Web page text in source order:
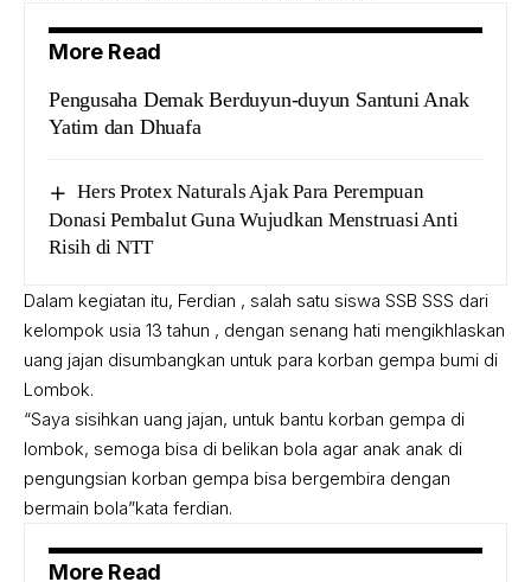
More Read
Pengusaha Demak Berduyun-duyun Santuni Anak
Yatim dan Dhuafa
Hers Protex Naturals Ajak Para Perempuan
Donasi Pembalut Guna Wujudkan Menstruasi Anti
Risih di NTT
Dalam kegiatan itu, Ferdian , salah satu siswa SSB SSS dari
kelompok usia 13 tahun , dengan senang hati mengikhlaskan
uang jajan disumbangkan untuk para korban gempa bumi di
Lombok.
“Saya sisihkan uang jajan, untuk bantu korban gempa di
lombok, semoga bisa di belikan bola agar anak anak di
pengungsian korban gempa bisa bergembira dengan
bermain bola”kata ferdian.
More Read